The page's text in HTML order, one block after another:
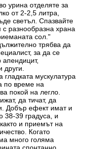
урина отделяте за
от 2-2,5 литра,
светъл. Спазвайте
разнообразна храна
сол."
трябва да
за да се
апендицит,
други.
мускулатура
по време на
покой на легло.
да тичат, да
Добър ефект имат и
38-39 градуса, и
и приемът на
Когато
много голяма
спонтанно,